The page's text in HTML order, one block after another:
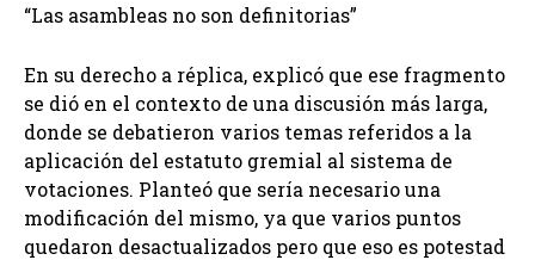
“Las asambleas no son definitorias”
En su derecho a réplica, explicó que ese fragmento
se dió en el contexto de una discusión más larga,
donde se debatieron varios temas referidos a la
aplicación del estatuto gremial al sistema de
votaciones. Planteó que sería necesario una
modificación del mismo, ya que varios puntos
quedaron desactualizados pero que eso es potestad